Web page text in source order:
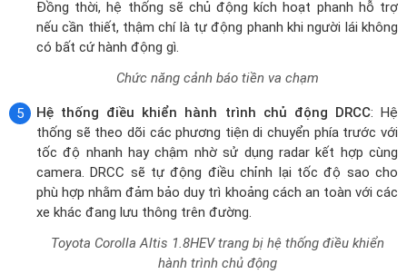
camera. DRCC sẽ tự động điều chỉnh lại tốc độ sao cho
phù hợp nhằm đảm bảo duy trì khoảng cách an toàn với các
xe khác đang lưu thông trên đường.
Toyota Corolla Altis 1.8HEV trang bị hệ thống điều khiển
Hệ thống cảnh báo lệch làn đường LDA và hỗ trợ giữ làn
LTA : Tính năng này sẽ đưa ra các tín hiệu cảnh báo người lái
bằng âm thanh chuông báo hoặc đèn cảnh báo ngay khi
nhận thấy phương tiện bắt đầu rời khỏi làn đường mà không
bật tín hiệu báo rẽ. Đồng thời, hệ thống sẽ kích hoạt chế độ
hỗ trợ lái để điều chỉnh bánh lái và ngăn không để cho xe bị
rời khỏi làn đường.